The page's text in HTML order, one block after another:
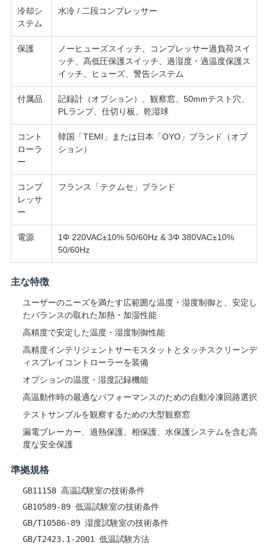
SITEMAP
PRIVACY
冷却シ
ステム
水冷 / 二段コンプレッサー
保護
ノーヒューズスイッチ、コンプレッサー過負荷スイ
ッチ、高低圧保護スイッチ、過湿度・過温度保護ス
イッチ、ヒューズ、警告システム
付属品
記録計（オプション）、観察窓、50mmテスト穴、
PLランプ、仕切り板、乾湿球
コント
ローラ
ー
韓国「TEMI」または日本「OYO」ブランド（オプ
ション）
コンプ
レッサ
ー
フランス「テクムセ」ブランド
電源
1Φ 220VAC±10% 50/60Hz & 3Φ 380VAC±10%
50/60Hz
主な特徴
ユーザーのニーズを満たす広範囲な温度・湿度制御と、安定し
たバランスの取れた加熱・加湿性能
高精度で安定した温度・湿度制御性能
高精度インテリジェントサーモスタットとタッチスクリーンデ
ィスプレイコントローラーを装備
オプションの温度・湿度記録機能
高温動作時の最適なパフォーマンスのための自動冷凍回路選択
テストサンプルを観察するための大型観察窓
漏電ブレーカー、過熱保護、相保護、水保護システムを含む高
度な安全保護
準拠規格
GB11158 高温試験室の技術条件
GB10589-89 低温試験室の技術条件
GB/T10586-89 湿度試験室の技術条件
GB/T2423.1-2001 低温試験方法